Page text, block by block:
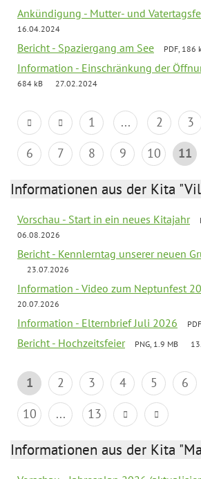
Ankündigung - Mutter- und
16.04.2024
Bericht - Spaziergang am See PDF, 186
Information - Einschränkung der
684 kB
27.02.2024
1 ... 2 3
6
7 8 9 10 11
Informationen aus der Kita
Vorschau - Start in ein neues Kitajahr
06.08.2026
Bericht - Kennlerntag unserer neuen
23.07.2026
Information - Video zum Neptunfest
20.07.2026
Information - Elternbrief Juli 2026
Bericht - Hochzeitsfeier PNG, 1.9 MB
1 2 3 4 5 6
10
... 13
Informationen aus der Kita